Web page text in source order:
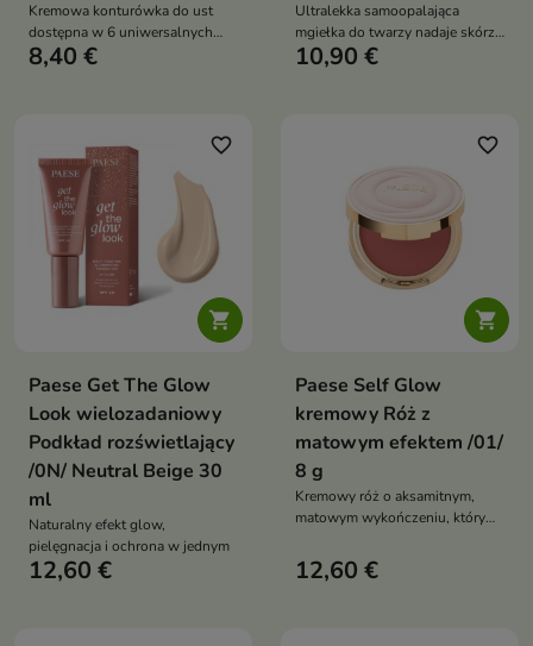
Kremowa konturówka do ust
dostępna w 6 uniwersalnych
odcieniach nude, która pozwala
8,40 €
Ultralekka samoopalająca
mgiełka do twarzy nadaje skórze
naturalny, promienny odcień
10,90 €

favorite_border
Paese Get The Glow
Look wielozadaniowy
Podkład rozświetlający
/0N/ Neutral Beige 30
ml
Naturalny efekt glow,
pielęgnacja i ochrona w jednym
12,60 €

favorite_border
Paese Self Glow
kremowy Róż z
matowym efektem /01/
8 g
Kremowy róż o aksamitnym,
matowym wykończeniu, który
naturalny rumieniec. Wysoka
pigmentacja i możliwość
12,60 €